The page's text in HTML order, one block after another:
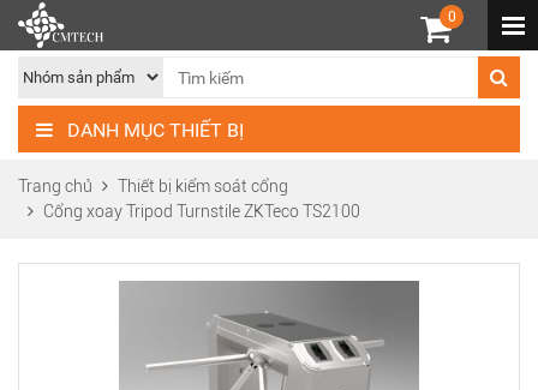
0
DANH MỤC THIẾT BỊ
Trang chủ
Thiết bị kiểm soát cổng
Cổng xoay Tripod Turnstile ZKTeco TS2100